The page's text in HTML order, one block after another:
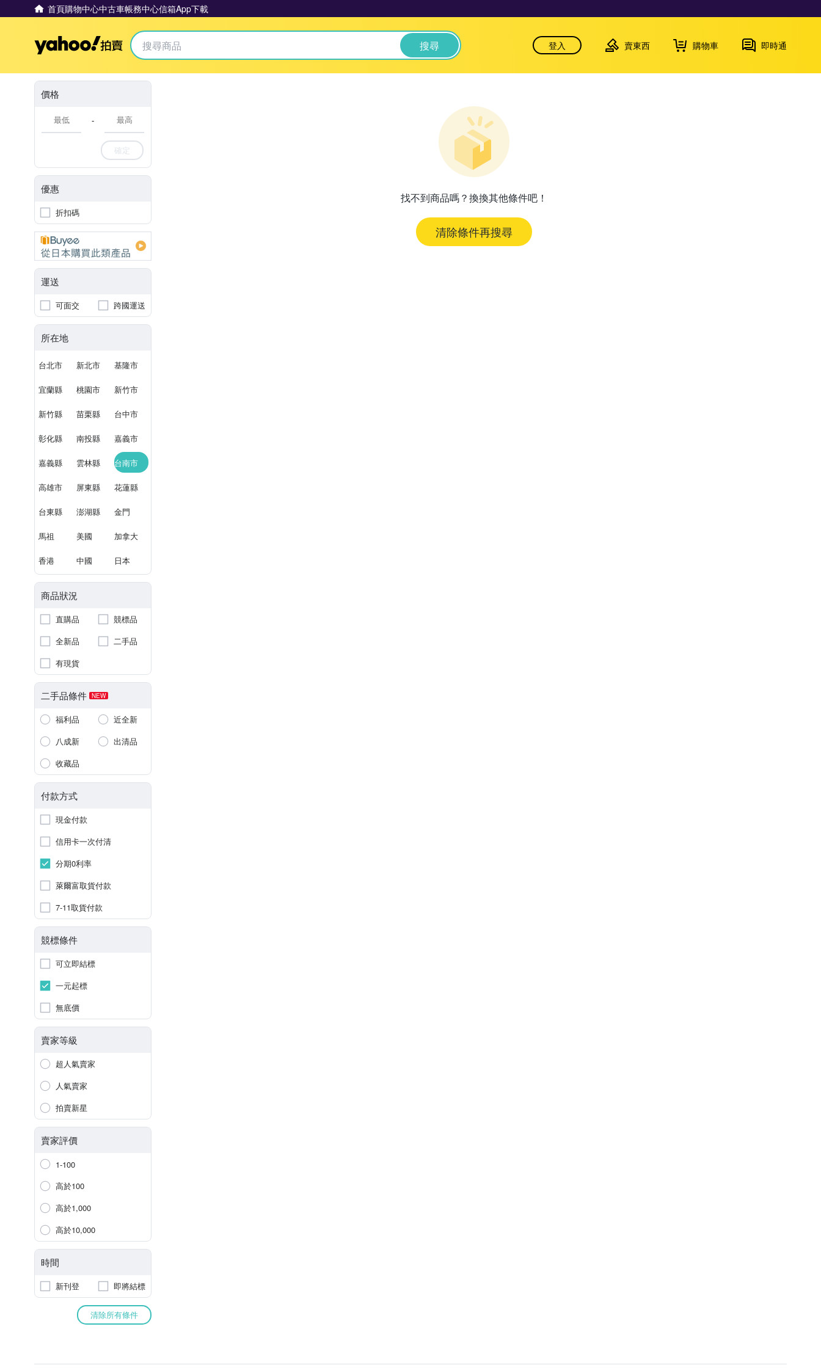
首頁購物中心中古車帳務中心信箱App下載
Yahoo拍賣 搜尋 登入 賣東西 購物車 即時通
價格
-
確定
優惠
折扣碼
運送
可面交 跨國運送
所在地
台北市 新北市 基隆市
宜蘭縣 桃園市 新竹市
新竹縣 苗栗縣 台中市
彰化縣 南投縣 嘉義市
嘉義縣 雲林縣 台南市
高雄市 屏東縣 花蓮縣
台東縣 澎湖縣 金門
馬祖 美國 加拿大
香港 中國 日本
商品狀況
直購品
競標品
全新品
二手品
有現貨
二手品條件 NEW
福利品
近全新
八成新
出清品
收藏品
付款方式
現金付款
信用卡一次付清
分期0利率
萊爾富取貨付款
7-11取貨付款
競標條件
可立即結標
一元起標
無底價
賣家等級
超人氣賣家
人氣賣家
拍賣新星
賣家評價
1-100
高於100
高於1,000
高於10,000
時間
新刊登 即將結標
清除所有條件
找不到商品嗎？換換其他條件吧！
清除條件再搜尋